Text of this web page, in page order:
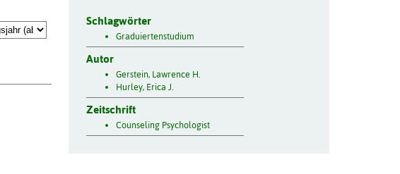
Schlagwörter
Graduiertenstudium
Autor
Gerstein, Lawrence H.
Hurley, Erica J.
Zeitschrift
Counseling Psychologist